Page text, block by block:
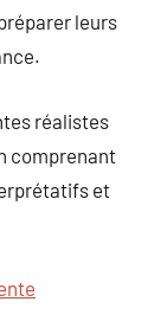
leurs
réalistes
comprenant
et